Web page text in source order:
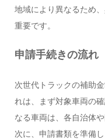
地域により異なるため
重要です。
申請手続きの流れ
次世代トラックの補助
れは、まず対象車両の
なる車両は、各自治体
次に、申請書類を準備